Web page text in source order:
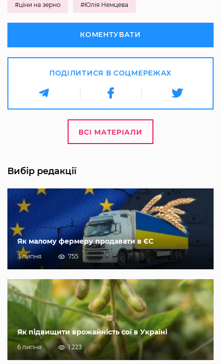
#ціни на зерно #Юлія Немцева
КОМЕНТУВАТИ
ПОДІЛИТИСЯ В СОЦМЕРЕЖАХ
ВСІ МАТЕРІАЛИ
Вибір редакції
Як малому фермеру продавати в ЄС
3 липня 755
Як підвищити врожайність сої в Україні
6 липня 1 223